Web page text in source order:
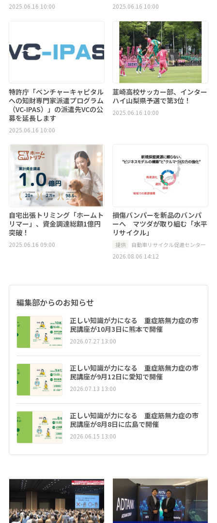
2025.06.16 10:00 2025.06.16 10:00
特許庁「ベンチャーキャピタル
への知財専門家派遣プログラム
（VC-IPAS）」の派遣先VCの公
募を延長します
2025.06.16 10:00
韮崎高校サッカー部、インター
ハイ山梨県予選で第3位！
2025.06.16 10:00
自宅出張トリミング「ホームト
リマー」、資金調達総額1億円
突破！
2025.06.16 09:00
損傷バンパーを新品のバンパ
ーへ マツダが取り組む「水平
リサイクル」
提供 自動車リサイクル促進センター
2026.08.06 14:12
編集部からのお知らせ
正しい知識が力になる 重症筋無力症の市
民講座が10月3日に熊本で開催
2026.07.27 13:00
正しい知識が力になる 重症筋無力症の市
民講座が9月12日に愛知で開催
2026.07.13 13:00
正しい知識が力になる 重症筋無力症の市
民講座が8月8日に広島で開催
2026.06.15 13:00